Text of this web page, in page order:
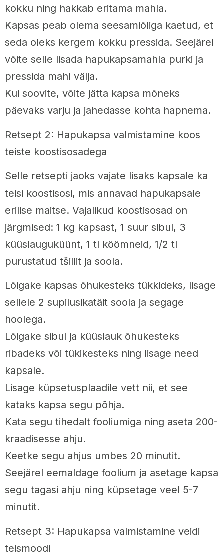
kokku ning hakkab eritama mahla.
Kapsas peab olema seesamiõliga kaetud, et
seda oleks kergem kokku pressida. Seejärel
võite selle lisada hapukapsamahla purki ja
pressida mahl välja.
Kui soovite, võite jätta kapsa mõneks
päevaks varju ja jahedasse kohta hapnema.
Retsept 2: Hapukapsa valmistamine koos
teiste koostisosadega
Selle retsepti jaoks vajate lisaks kapsale ka
teisi koostisosi, mis annavad hapukapsale
erilise maitse. Vajalikud koostisosad on
järgmised: 1 kg kapsast, 1 suur sibul, 3
küüslauguküünt, 1 tl köömneid, 1/2 tl
purustatud tšillit ja soola.
Lõigake kapsas õhukesteks tükkideks, lisage
sellele 2 supilusikatäit soola ja segage
hoolega.
Lõigake sibul ja küüslauk õhukesteks
ribadeks või tükikesteks ning lisage need
kapsale.
Lisage küpsetusplaadile vett nii, et see
kataks kapsa segu põhja.
Kata segu tihedalt fooliumiga ning aseta 200-
kraadisesse ahju.
Keetke segu ahjus umbes 20 minutit.
Seejärel eemaldage foolium ja asetage kapsa
segu tagasi ahju ning küpsetage veel 5-7
minutit.
Retsept 3: Hapukapsa valmistamine veidi
teismoodi